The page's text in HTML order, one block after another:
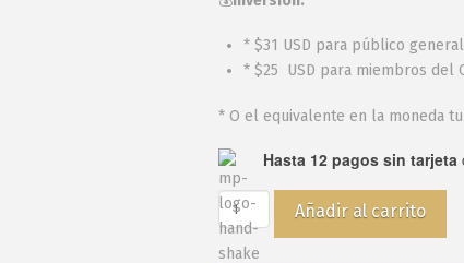
* $31 USD para público
* $25 USD para miembros del
* O el equivalente en la moneda
Hasta 12 pagos sin tarjeta
Sana
las
Heridas
Añadir al carrito